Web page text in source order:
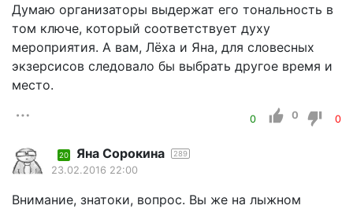
Думаю организаторы выдержат его тональность в
том ключе, который соответствует духу
мероприятия. А вам, Лёха и Яна, для словесных
экзерсисов следовало бы выбрать другое время и
место.
0 0 0
20 Яна Сорокина 289
23.02.2016 22:00
Внимание, знатоки, вопрос. Вы же на лыжном